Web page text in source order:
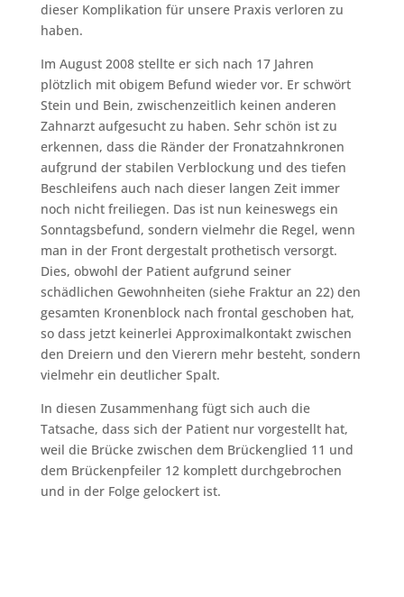
dieser Komplikation für unsere Praxis verloren zu
haben.
Im August 2008 stellte er sich nach 17 Jahren
plötzlich mit obigem Befund wieder vor. Er schwört
Stein und Bein, zwischenzeitlich keinen anderen
Zahnarzt aufgesucht zu haben. Sehr schön ist zu
erkennen, dass die Ränder der Fronatzahnkronen
aufgrund der stabilen Verblockung und des tiefen
Beschleifens auch nach dieser langen Zeit immer
noch nicht freiliegen. Das ist nun keineswegs ein
Sonntagsbefund, sondern vielmehr die Regel, wenn
man in der Front dergestalt prothetisch versorgt.
Dies, obwohl der Patient aufgrund seiner
schädlichen Gewohnheiten (siehe Fraktur an 22) den
gesamten Kronenblock nach frontal geschoben hat,
so dass jetzt keinerlei Approximalkontakt zwischen
den Dreiern und den Vierern mehr besteht, sondern
vielmehr ein deutlicher Spalt.
In diesen Zusammenhang fügt sich auch die
Tatsache, dass sich der Patient nur vorgestellt hat,
weil die Brücke zwischen dem Brückenglied 11 und
dem Brückenpfeiler 12 komplett durchgebrochen
und in der Folge gelockert ist.